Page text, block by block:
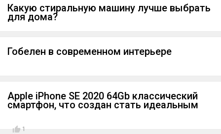
Какую стиральную машину лучше выбрать
для дома?
Гобелен в современном интерьере
Apple iPhone SE 2020 64Gb классический
смартфон, что создан стать идеальным
1